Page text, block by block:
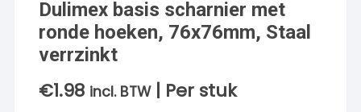
Dulimex basis scharnier met
ronde hoeken, 76x76mm, Staal
verrzinkt
€1.98 incl. BTW | Per stuk